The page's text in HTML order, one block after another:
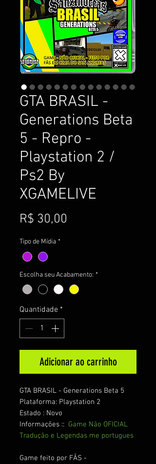
GTA BRASIL -
Generations Beta
5 - Repro -
Playstation 2 /
Ps2 By
XGAMELIVE
R$ 30,00
Tipo de Mídia *
Escolha seu Acabamento: *
Quantidade *
Adicionar ao carrinho
GTA BRASIL - Generations Beta 5
Plataforma: Playstation 2
Estado : Novo
Informações :: Game Não OFICIAL
Tradução e Legendas me portugues
Game feito por FÃS -